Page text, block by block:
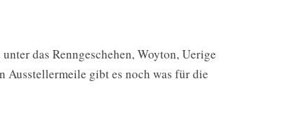
das Renngeschehen, Woyton, Uerige
Ausstellermeile gibt es noch was für die